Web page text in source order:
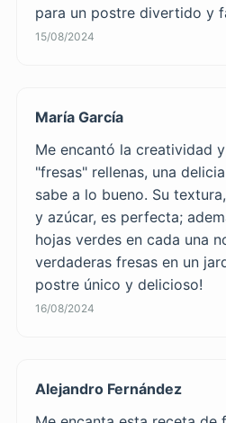
para un postre divertido y
15/08/2024
María García
Me encantó la creatividad
"fresas" rellenas, una
sabe a lo bueno. Su
y azúcar, es perfecta;
hojas verdes en cada una
verdaderas fresas en un
postre único y delicioso!
16/08/2024
Alejandro Fernández